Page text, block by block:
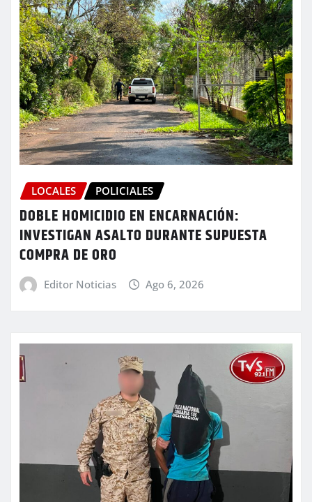
LOCALES POLICIALES
DOBLE HOMICIDIO EN ENCARNACIÓN:
INVESTIGAN ASALTO DURANTE SUPUESTA
COMPRA DE ORO
Editor Noticias Ago 6, 2026